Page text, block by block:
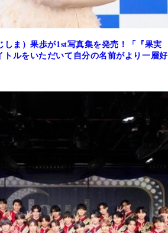
しま）果歩が1st写真集を発売！「『果実
トルをいただいて自分の名前がより一層好